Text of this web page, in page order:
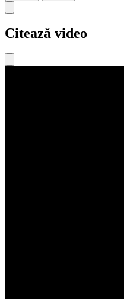
Citează video